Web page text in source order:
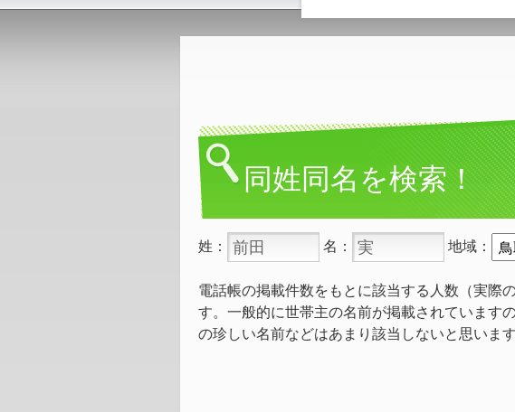
同姓同名を検索！
姓： 名： 地域：
電話帳の掲載件数をもとに該当する人数（実際
す。一般的に世帯主の名前が掲載されています
の珍しい名前などはあまり該当しないと思います